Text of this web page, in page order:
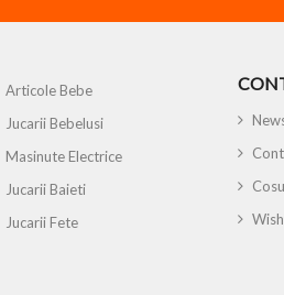
Articole Bebe
Jucarii Bebelusi
Masinute Electrice
Jucarii Baieti
Jucarii Fete